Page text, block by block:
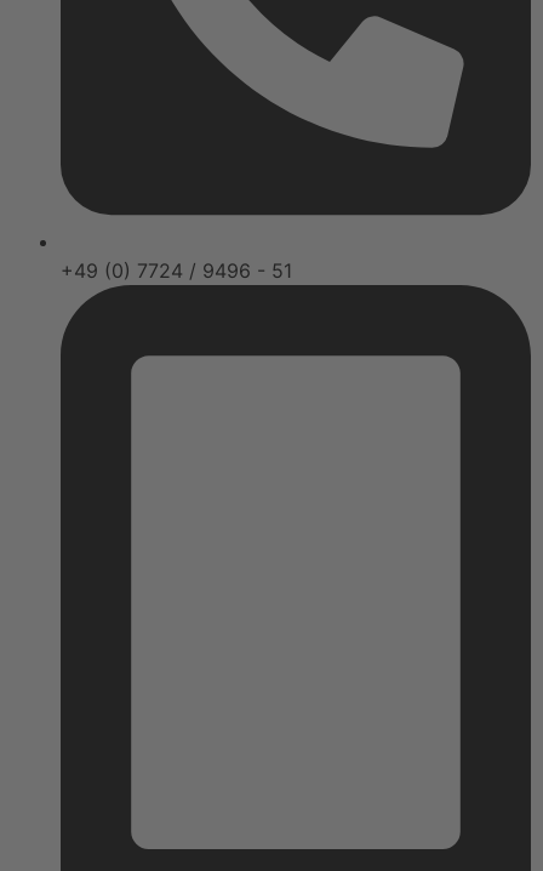
+49 (0) 7724 / 9496 - 51